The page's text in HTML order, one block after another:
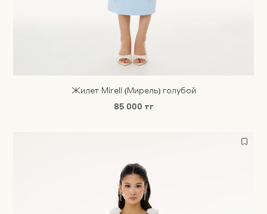
Жилет Mirell (Мирель) голубой
85 000 тг